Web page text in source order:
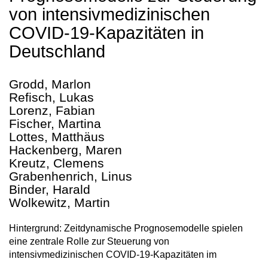
von intensivmedizinischen
COVID-19-Kapazitäten in
Deutschland
Grodd, Marlon
Refisch, Lukas
Lorenz, Fabian
Fischer, Martina
Lottes, Matthäus
Hackenberg, Maren
Kreutz, Clemens
Grabenhenrich, Linus
Binder, Harald
Wolkewitz, Martin
Hintergrund: Zeitdynamische Prognosemodelle spielen
eine zentrale Rolle zur Steuerung von
intensivmedizinischen COVID-19-Kapazitäten im